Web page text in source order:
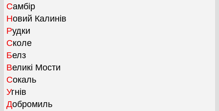
Самбір
Новий Калинів
Рудки
Сколе
Белз
Великі Мости
Сокаль
Угнів
Добромиль